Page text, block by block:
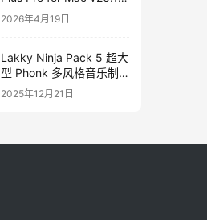
中文破解版下载
2026年4月19日
Lakky Ninja Pack 5 超大
型 Phonk 多风格音乐制
作音源套装
2025年12月21日